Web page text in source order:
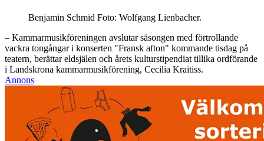
Benjamin Schmid Foto: Wolfgang Lienbacher.
– Kammarmusikföreningen avslutar säsongen med förtrollande
vackra tongångar i konserten "Fransk afton" kommande tisdag på
teatern, berättar eldsjälen och årets kulturstipendiat tillika ordförande
i Landskrona kammarmusikförening, Cecilia Kraitiss.
Annons